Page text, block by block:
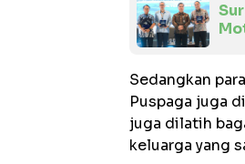
Sedangkan
Puspaga juga
juga dilatih
keluarga yang